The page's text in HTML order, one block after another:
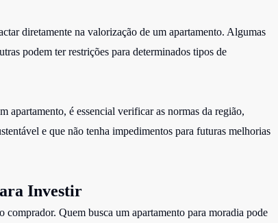
diretamente na valorização de um apartamento. Algumas
podem ter restrições para determinados tipos de
é essencial verificar as normas da região,
e que não tenha impedimentos para futuras melhorias
Investir
Quem busca um apartamento para moradia pode